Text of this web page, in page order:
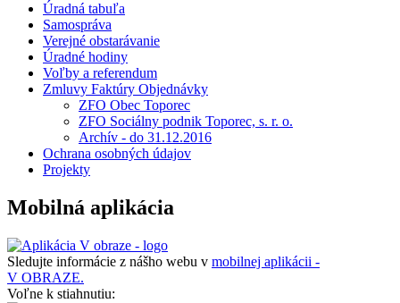
Úradná tabuľa
Samospráva
Verejné obstarávanie
Úradné hodiny
Voľby a referendum
Zmluvy Faktúry Objednávky
ZFO Obec Toporec
ZFO Sociálny podnik Toporec, s. r. o.
Archív - do 31.12.2016
Ochrana osobných údajov
Projekty
Mobilná aplikácia
Sledujte informácie z nášho webu v mobilnej aplikácii -
V OBRAZE.
Voľne k stiahnutiu: